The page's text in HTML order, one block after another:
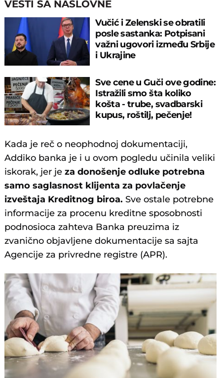
VESTI SA NASLOVNE
Vučić i Zelenski se obratili
posle sastanka: Potpisani
važni ugovori između Srbije
i Ukrajine
Sve cene u Guči ove godine:
Istražili smo šta koliko
košta - trube, svadbarski
kupus, roštilj, pečenje!
Kada je reč o neophodnoj dokumentaciji,
Addiko banka je i u ovom pogledu učinila veliki
iskorak, jer jeza donošenje odluke potrebna
samo saglasnost klijenta za povlačenje
izveštaja Kreditnog biroa. Sve ostale potrebne
informacije za procenu kreditne sposobnosti
podnosioca zahteva Banka preuzima iz
zvanično objavljene dokumentacije sa sajta
Agencije za privredne registre (APR).